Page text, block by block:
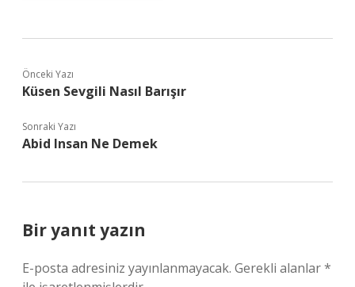
Önceki Yazı
Küsen Sevgili Nasıl Barışır
Sonraki Yazı
Abid Insan Ne Demek
Bir yanıt yazın
E-posta adresiniz yayınlanmayacak. Gerekli alanlar*